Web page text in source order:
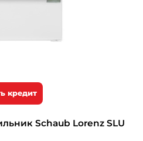
кредит
Schaub Lorenz SLU